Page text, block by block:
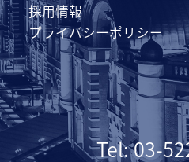
採用情報
プライバシーポリシー
Tel: 03-